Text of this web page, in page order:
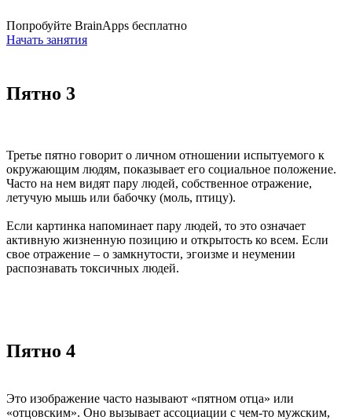
Попробуйте BrainApps бесплатно
Начать занятия
Пятно 3
Третье пятно говорит о личном отношении испытуемого к
окружающим людям, показывает его социальное положение.
Часто на нем видят пару людей, собственное отражение,
летучую мышь или бабочку (моль, птицу).
Если картинка напоминает пару людей, то это означает
активную жизненную позицию и открытость ко всем. Если
свое отражение – о замкнутости, эгоизме и неумении
распознавать токсичных людей.
Пятно 4
Это изображение часто называют «пятном отца» или
«отцовским». Оно вызывает ассоциации с чем-то мужским,